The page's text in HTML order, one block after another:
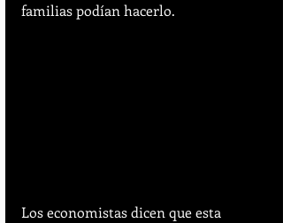
familias podían hacerlo.
Los economistas dicen que esta